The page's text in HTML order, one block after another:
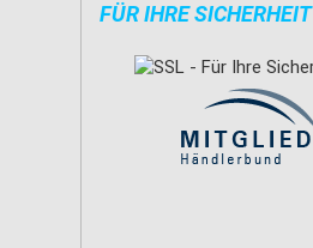
FÜR IHRE SICHERHEIT